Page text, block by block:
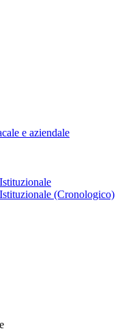
e aziendale
(Cronologico)